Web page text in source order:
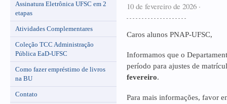
Assinatura Eletrônica UFSC em 2
etapas
Atividades Complementares
Coleção TCC Administração
Pública EaD-UFSC
Como fazer empréstimo de livros
na BU
Contato
10 de fevereiro de 2026 ·
Caros alunos PNAP-UFSC,
Informamos que o
período para ajustes de
fevereiro.
Para mais informações, favor